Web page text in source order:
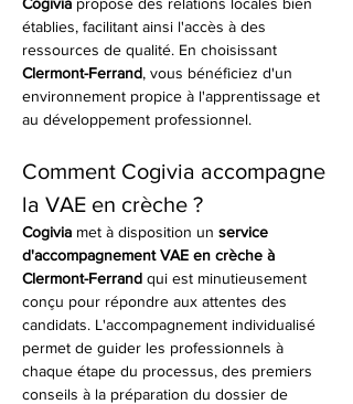
établies, facilitant ainsi l'accès à des
ressources de qualité. En choisissant
Clermont-Ferrand, vous bénéficiez d'un
environnement propice à l'apprentissage et
au développement professionnel.
Comment Cogivia accompagne
la VAE en crèche ?
Cogivia met à disposition un service
d'accompagnement VAE en crèche à
Clermont-Ferrand qui est minutieusement
conçu pour répondre aux attentes des
candidats. L'accompagnement individualisé
permet de guider les professionnels à
chaque étape du processus, des premiers
conseils à la préparation du dossier de